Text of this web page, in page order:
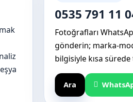
0535 791 11
Fotoğrafları
gönderin; marka-
bilgisiyle kısa sürede
Ara